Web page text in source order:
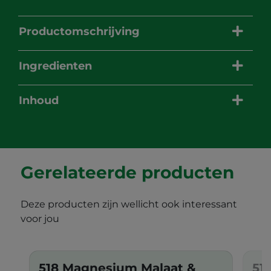
Productomschrijving
Ingredienten
Inhoud
Gerelateerde producten
Deze producten zijn wellicht ook interessant
voor jou
518 Magnesium Malaat &